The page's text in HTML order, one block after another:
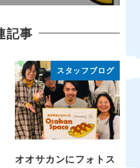
記事
スタッフブログ
オオサカンにフォトス